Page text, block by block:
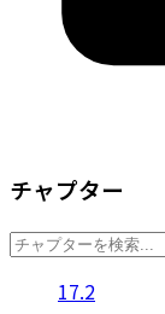
チャプター
17.2